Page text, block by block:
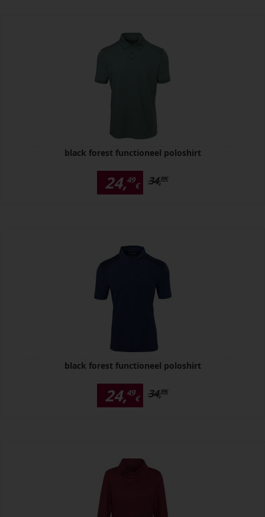
black forest functioneel poloshirt
24,49
€ 34,99€
black forest functioneel poloshirt
24,49
€ 34,99€